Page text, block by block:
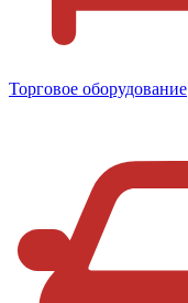
Торговое оборудование